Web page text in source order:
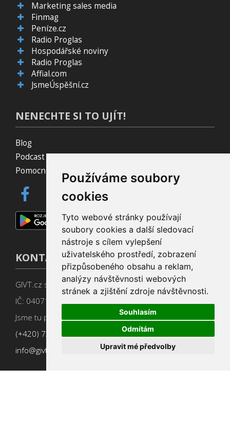
Používáme soubory
cookies
Tyto webové stránky používají
soubory cookies a další sledovací
nástroje s cílem vylepšení
uživatelského prostředí, zobrazení
přizpůsobeného obsahu a reklam,
analýzy návštěvnosti webových
stránek a zjištění zdroje návštěvnosti.
Souhlasím
Odmítám
Upravit mé předvolby
Marketing sales media
Finmag
Peníze.cz
Radio Proglas
Hospodářské noviny
Radio Proglas
Affial.com
JsmeÚspěšní.cz
NENECHTE SI TO UJÍT!
Blog
Podcast Pijavice
Pomocník do prohlížeče
KONTAKT
GIVT.cz s. r. o., Dolní nám. 16, 779 00 Olomouc
IČ: 04071433
Jsme tu pro Vás od 9:00 do 17:00
(+420) 737 266 402
info@givt.cz